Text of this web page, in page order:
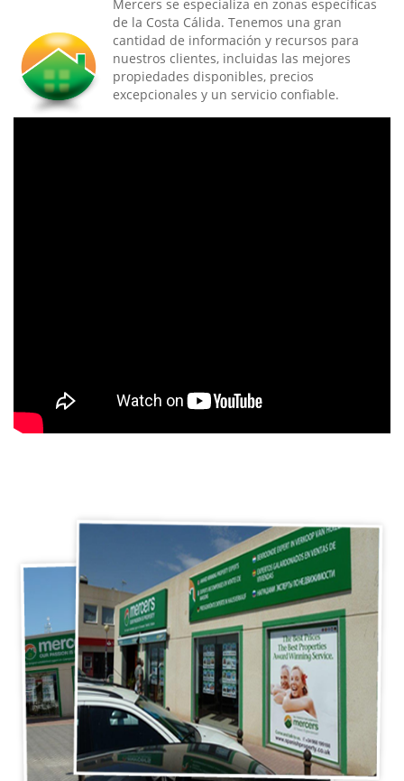
Mercers se especializa en zonas específicas
de la Costa Cálida. Tenemos una gran
cantidad de información y recursos para
nuestros clientes, incluidas las mejores
propiedades disponibles, precios
excepcionales y un servicio confiable.